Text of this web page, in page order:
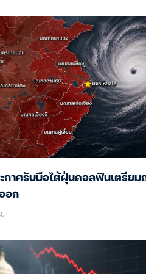
กาศรับมือไต้ฝุ่นดอลฟินเตรียม
อก